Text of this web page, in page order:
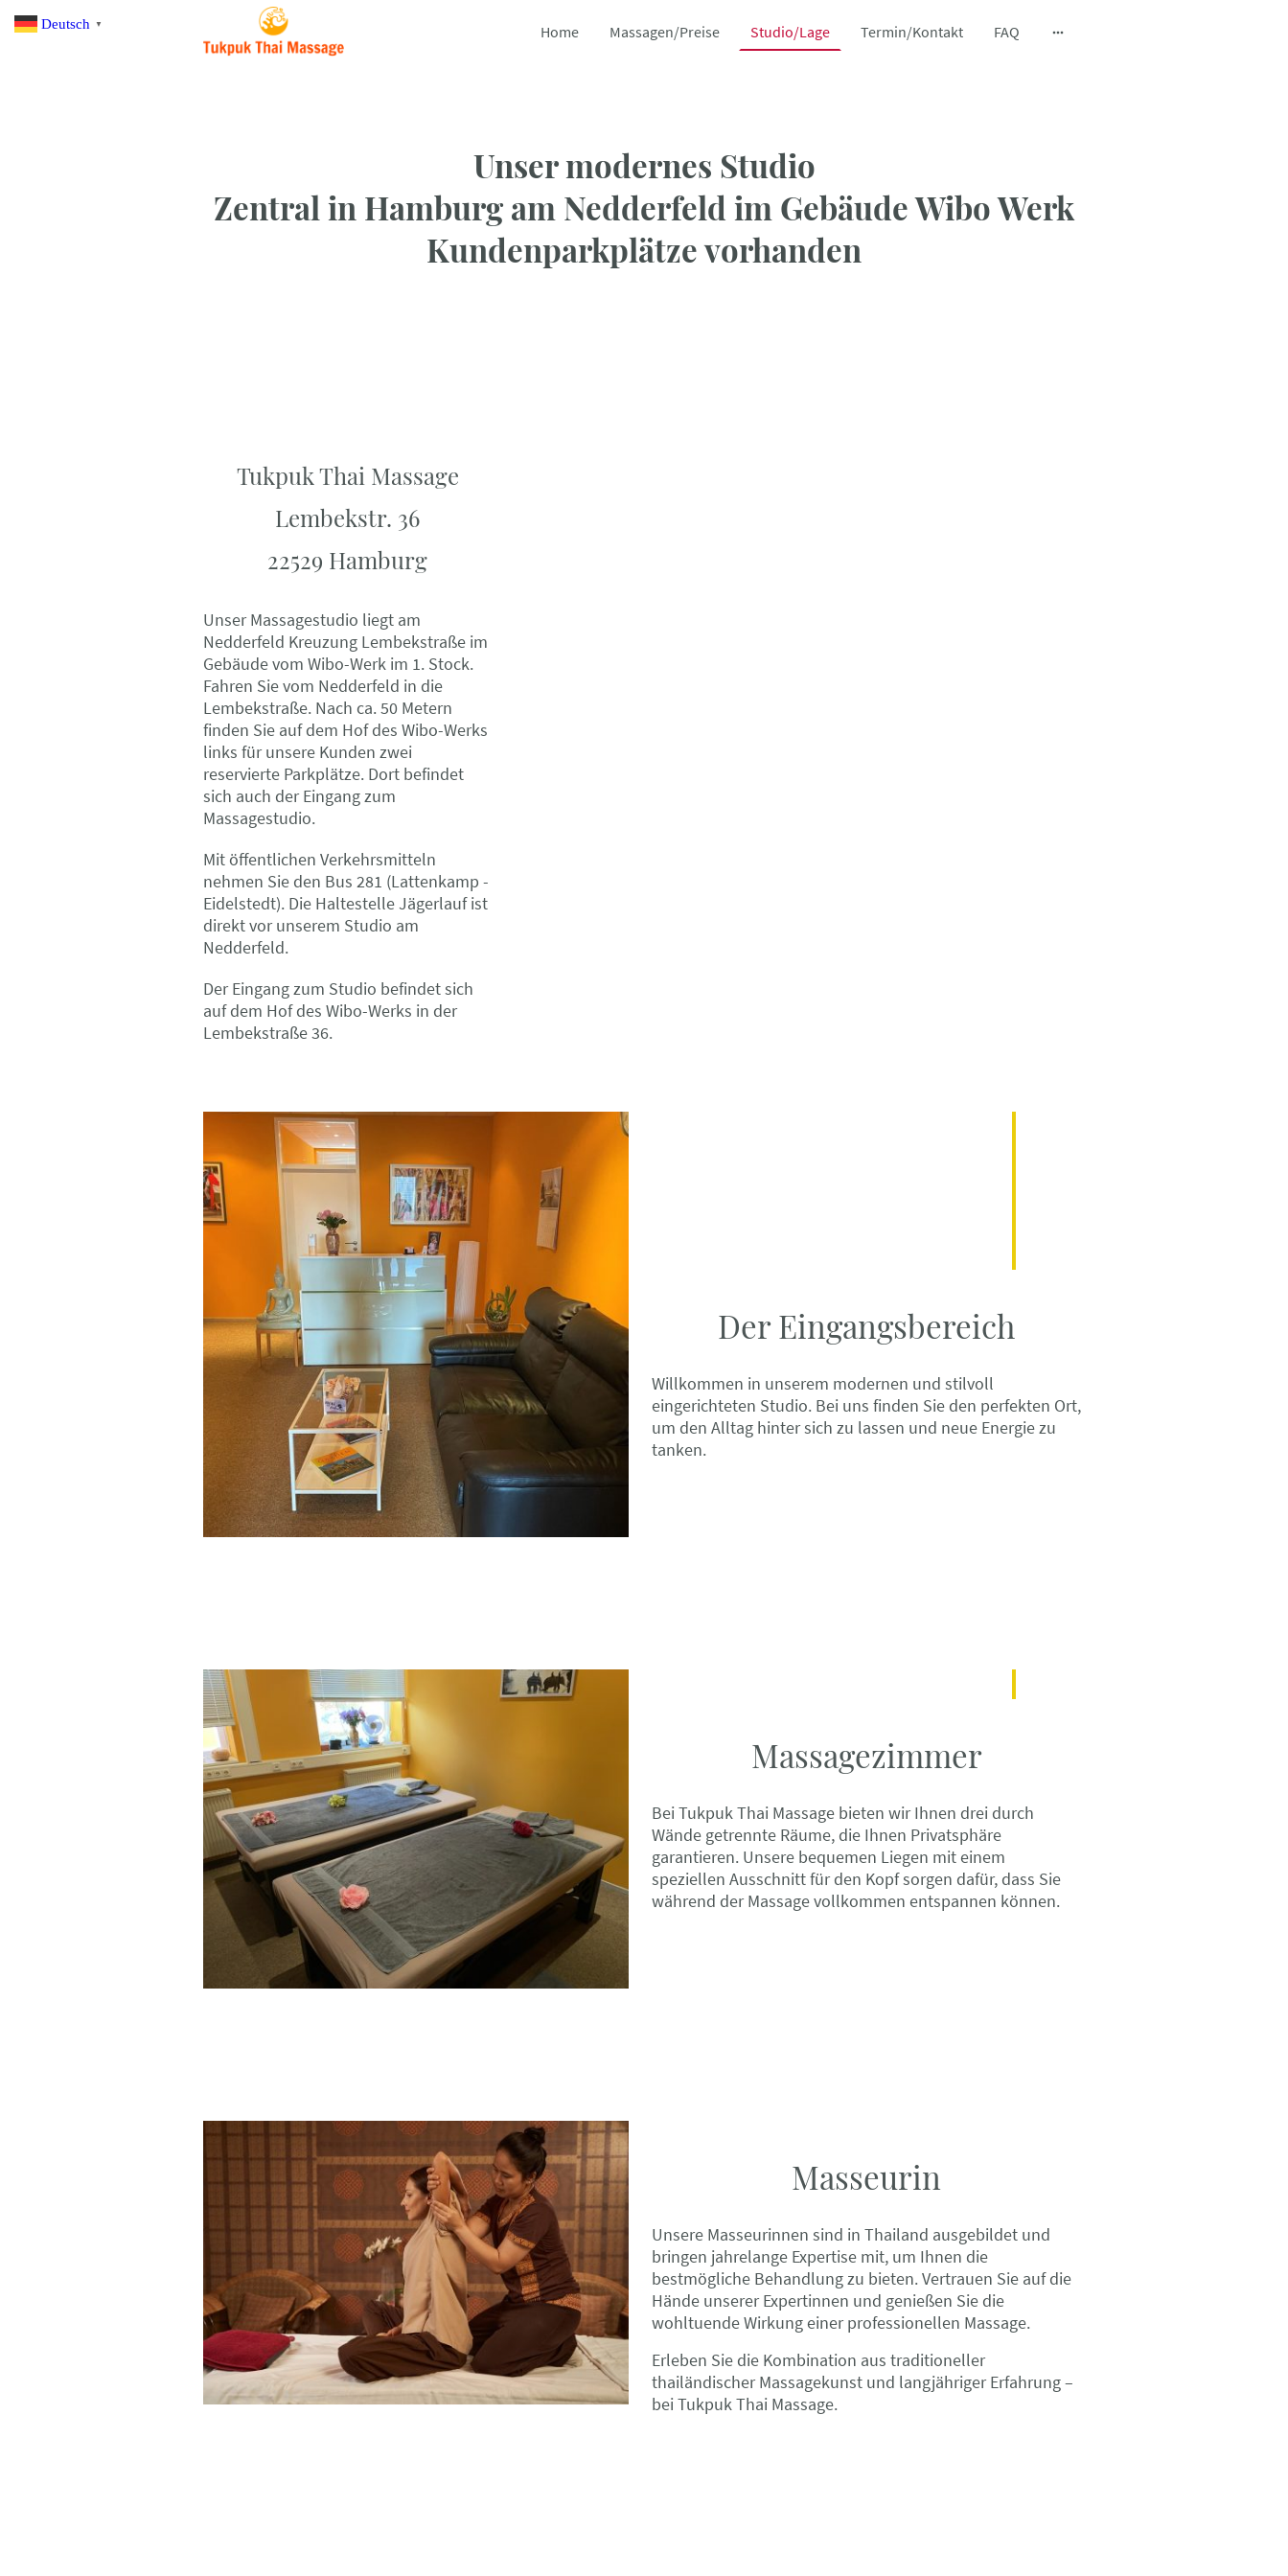
Home Massagen/Preise Studio/Lage Termin/Kontakt FAQ
Unser modernes Studio
Zentral in Hamburg am Nedderfeld im Gebäude Wibo Werk
Kundenparkplätze vorhanden
Tukpuk Thai Massage
Lembekstr. 36
22529 Hamburg
Unser Massagestudio liegt am
Nedderfeld Kreuzung Lembekstraße im
Gebäude vom Wibo-Werk im 1. Stock.
Fahren Sie vom Nedderfeld in die
Lembekstraße. Nach ca. 50 Metern
finden Sie auf dem Hof des Wibo-Werks
links für unsere Kunden zwei
reservierte Parkplätze. Dort befindet
sich auch der Eingang zum
Massagestudio.
Mitöffentlichen Verkehrsmitteln
nehmen Sie den Bus 281 (Lattenkamp -
Eidelstedt). Die Haltestelle Jägerlaufist
direkt vor unserem Studio am
Nedderfeld.
Der Eingang zum Studio befindet sich
auf dem Hof des Wibo-Werks in der
Lembekstraße 36.
Der Eingangsbereich
Willkommen in unserem modernen und stilvoll
eingerichteten Studio. Bei uns finden Sie den perfekten Ort,
um den Alltag hinter sich zu lassen und neue Energie zu
tanken.
Massagezimmer
Bei Tukpuk Thai Massage bieten wir Ihnen drei durch
Wände getrennte Räume, die Ihnen Privatsphäre
garantieren. Unsere bequemen Liegen mit einem
speziellen Ausschnitt für den Kopf sorgen dafür, dass Sie
während der Massage vollkommen entspannen können.
Masseurin
Unsere Masseurinnen sind in Thailand ausgebildet und
bringen jahrelange Expertise mit, um Ihnen die
bestmögliche Behandlung zu bieten. Vertrauen Sie auf die
Hände unserer Expertinnen und genießen Sie die
wohltuende Wirkung einer professionellen Massage.
Erleben Sie die Kombination aus traditioneller
thailändischer Massagekunst und langjähriger Erfahrung –
bei Tukpuk Thai Massage.
Deutsch ▼